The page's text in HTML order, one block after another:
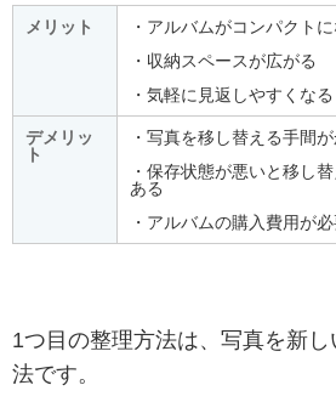
メリット
・アルバムがコンパクト
・収納スペースが広がる
・気軽に見返しやすくなる
デメリッ
ト
・写真を移し替える手間
・保存状態が悪いと移し
ある
・アルバムの購入費用が
1つ目の整理方法は、写真を新
法です。